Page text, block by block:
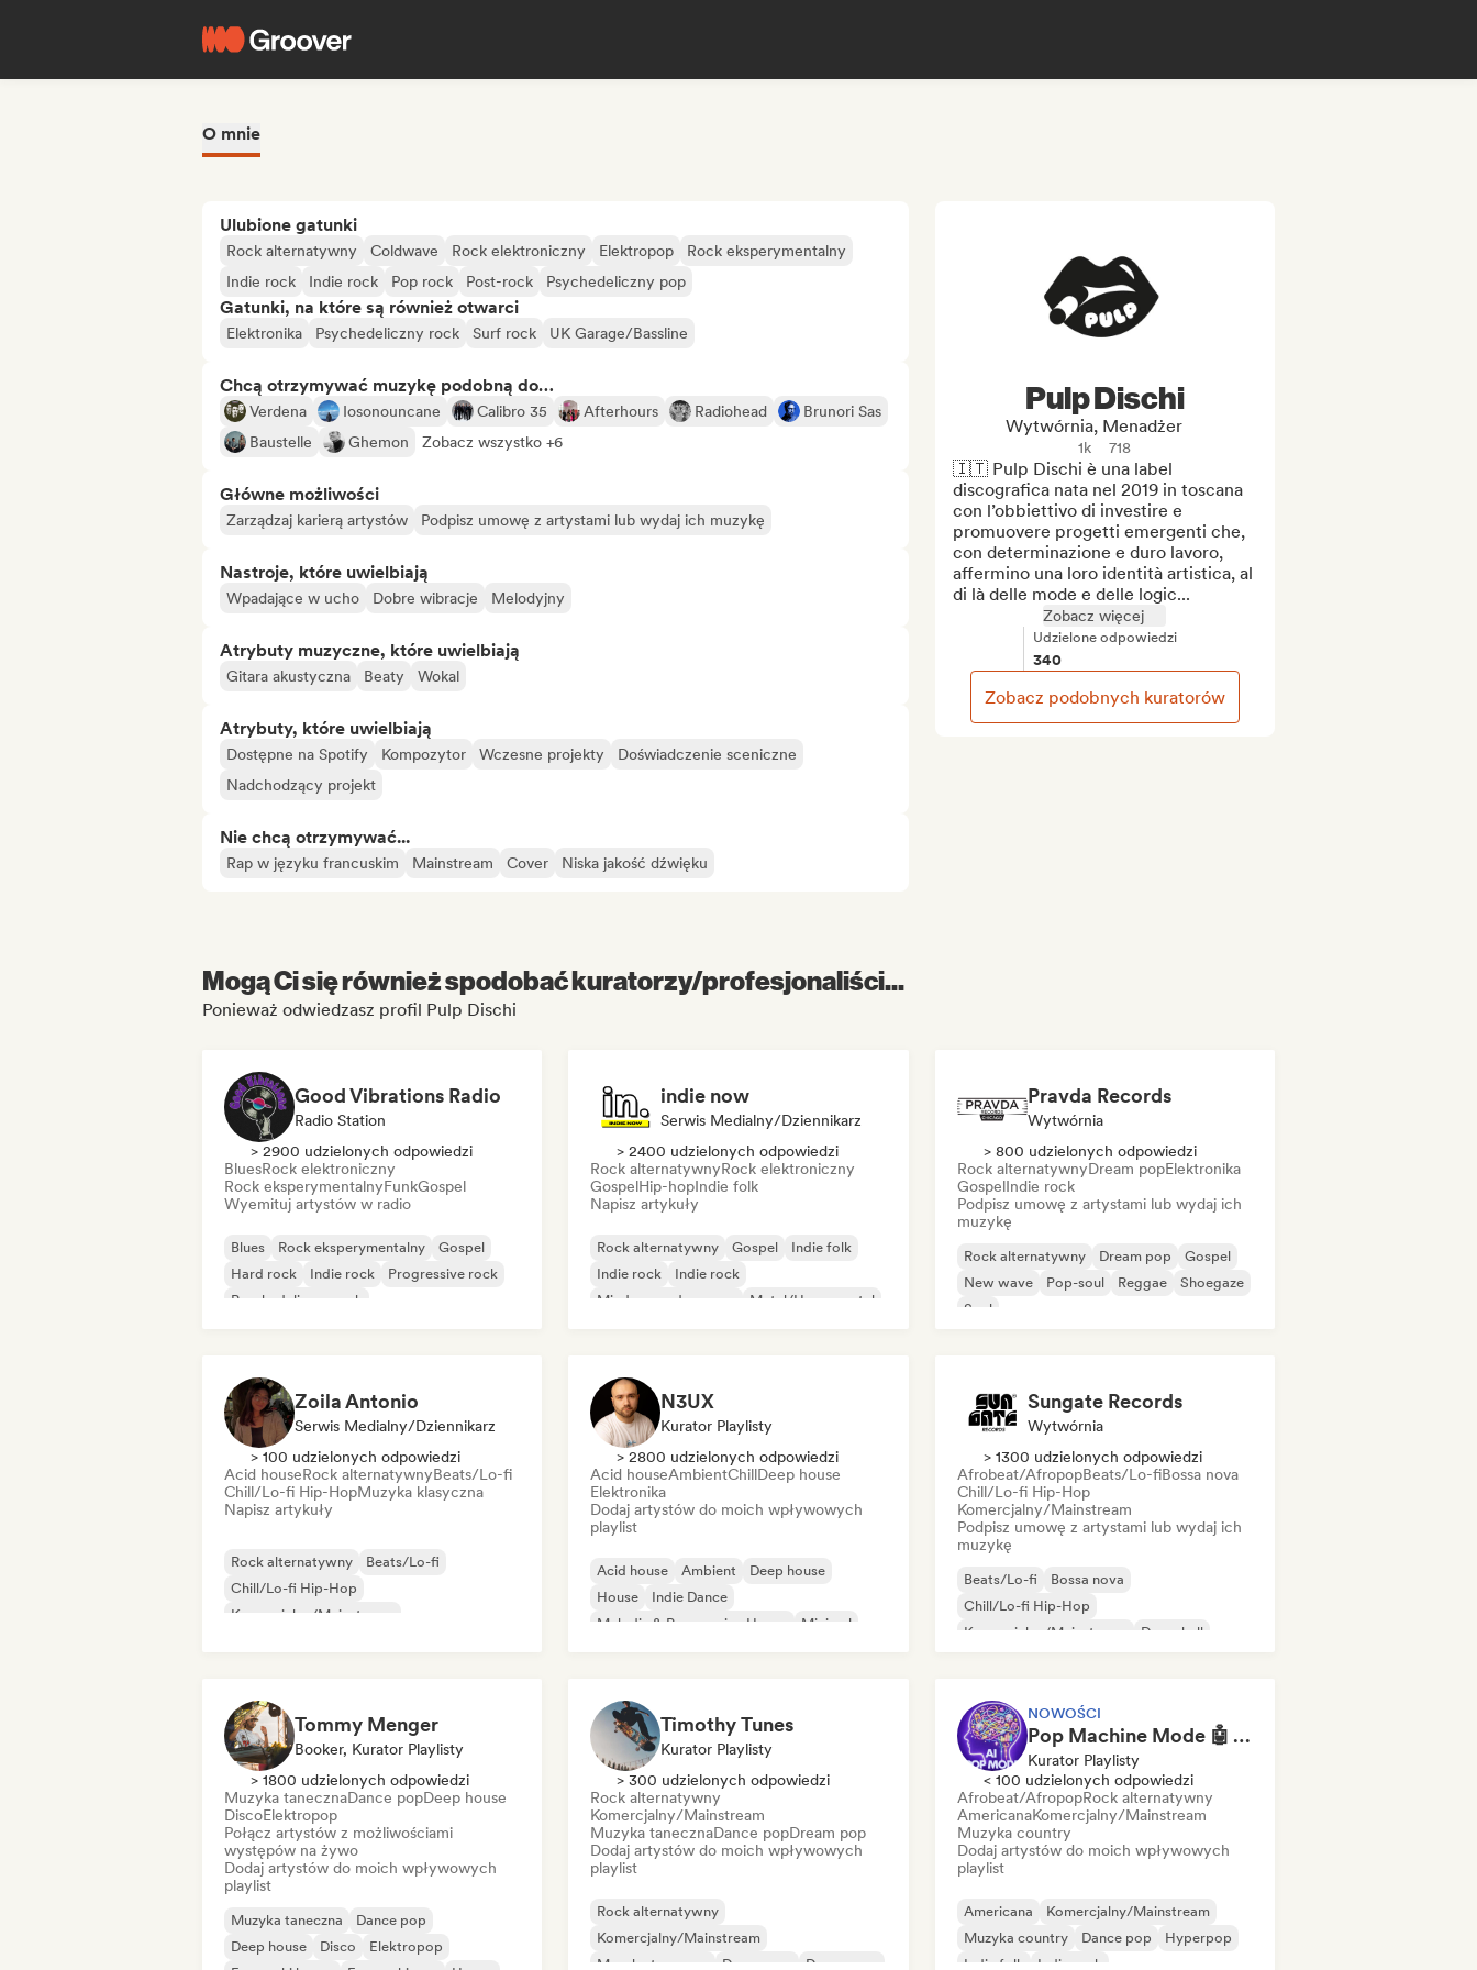
O mnie
Ulubione gatunki
Rock alternatywny Coldwave Rock elektroniczny Elektropop
Rock eksperymentalny
Indie rock
Indie rock Pop rock Post-rock Psychedeliczny pop
Gatunki, na które są również otwarci
Elektronika Psychedeliczny rock Surf rock UK Garage/Bassline
Chcą otrzymywać muzykę podobną do…
Verdena Iosonouncane Calibro 35 Afterhours Radiohead
Brunori Sas
Baustelle
Ghemon Zobacz wszystko +6
Główne możliwości
Zarządzaj karierą artystów Podpisz umowę z artystami lub wydaj ich muzykę
Nastroje, które uwielbiają
Wpadające w ucho Dobre wibracje Melodyjny
Atrybuty muzyczne, które uwielbiają
Gitara akustyczna Beaty Wokal
Atrybuty, które uwielbiają
Dostępne na Spotify Kompozytor Wczesne projekty
Doświadczenie sceniczne
Nadchodzący projekt
Nie chcą otrzymywać...
Rap w języku francuskim Mainstream Cover Niska jakość dźwięku
Pulp Dischi
Wytwórnia, Menadżer
1k 718
🇮🇹 Pulp Dischi è una label
discografica nata nel 2019 in toscana
con l’obbiettivo di investire e
promuovere progetti emergenti che,
con determinazione e duro lavoro,
affermino una loro identità artistica, al
di là delle mode e delle logic...
Zobacz więcej
Udzielone odpowiedzi
340
Zobacz podobnych kuratorów
Mogą Ci się również spodobać kuratorzy/profesjonaliści...
Ponieważ odwiedzasz profil Pulp Dischi
Good Vibrations Radio
Radio Station
> 2900 udzielonych odpowiedzi
BluesRock elektroniczny
Rock eksperymentalnyFunkGospel
Wyemituj artystów w radio
Blues Rock eksperymentalny
Gospel
Hard rock
Indie rock
Progressive rock
Psychedeliczny rock
indie now
Serwis Medialny/Dziennikarz
> 2400 udzielonych odpowiedzi
Rock alternatywnyRock elektroniczny
GospelHip-hopIndie folk
Napisz artykuły
Rock alternatywny Gospel
Indie folk
Indie rock
Indie rock
Międzynarodowy rap
Metal/Heavy metal
Pravda Records
Wytwórnia
> 800 udzielonych odpowiedzi
Rock alternatywnyDream popElektronika
GospelIndie rock
Podpisz umowę z artystami lub wydaj ich
muzykę
Rock alternatywny Dream pop
Gospel
New wave
Pop-soul Reggae
Shoegaze
Soul
Zoila Antonio
Serwis Medialny/Dziennikarz
> 100 udzielonych odpowiedzi
Acid houseRock alternatywnyBeats/Lo-fi
Chill/Lo-fi Hip-HopMuzyka klasyczna
Napisz artykuły
Rock alternatywny
Beats/Lo-fi
Chill/Lo-fi Hip-Hop
Komercjalny/Mainstream
N3UX
Kurator Playlisty
> 2800 udzielonych odpowiedzi
Acid houseAmbientChillDeep house
Elektronika
Dodaj artystów do moich wpływowych
playlist
Acid house Ambient
Deep house
House
Indie Dance
Melodic & Progressive House
Minimal
Sungate Records
Wytwórnia
> 1300 udzielonych odpowiedzi
Afrobeat/AfropopBeats/Lo-fiBossa nova
Chill/Lo-fi Hip-Hop
Komercjalny/Mainstream
Podpisz umowę z artystami lub wydaj ich
muzykę
Beats/Lo-fi
Bossa nova
Chill/Lo-fi Hip-Hop
Komercjalny/Mainstream
Dancehall
Tommy Menger
Booker, Kurator Playlisty
> 1800 udzielonych odpowiedzi
Muzyka tanecznaDance popDeep house
DiscoElektropop
Połącz artystów z możliwościami
występów na żywo
Dodaj artystów do moich wpływowych
playlist
Muzyka taneczna
Dance pop
Deep house
Disco
Elektropop
Timothy Tunes
Kurator Playlisty
> 300 udzielonych odpowiedzi
Rock alternatywny
Komercjalny/Mainstream
Muzyka tanecznaDance popDream pop
Dodaj artystów do moich wpływowych
playlist
Rock alternatywny
Komercjalny/Mainstream
Muzyka taneczna
Dance pop Dream pop
NOWOŚCI
Pop Machine Mode 🤖 AI Music, Indie Pop & Dream Pop
Kurator Playlisty
< 100 udzielonych odpowiedzi
Afrobeat/AfropopRock alternatywny
AmericanaKomercjalny/Mainstream
Muzyka country
Dodaj artystów do moich wpływowych
playlist
Americana
Komercjalny/Mainstream
Muzyka country
Dance pop
Hyperpop
Indie folk
Indie rock